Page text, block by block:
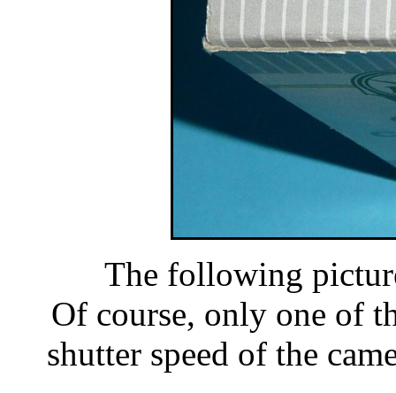
The following
Of course, only one of
shutter speed of the